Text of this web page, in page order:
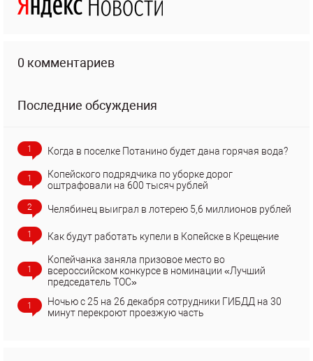
0 комментариев
Последние обсуждения
1 Когда в поселке Потанино будет дана горячая вода?
1
Копейского подрядчика по уборке дорог
оштрафовали на 600 тысяч рублей
2 Челябинец выиграл в лотерею 5,6 миллионов рублей
1 Как будут работать купели в Копейске в Крещение
1
Копейчанка заняла призовое место во
всероссийском конкурсе в номинации «Лучший
председатель ТОС»
1
Ночью с 25 на 26 декабря сотрудники ГИБДД на 30
минут перекроют проезжую часть